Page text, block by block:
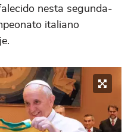
nesta segunda-
italiano